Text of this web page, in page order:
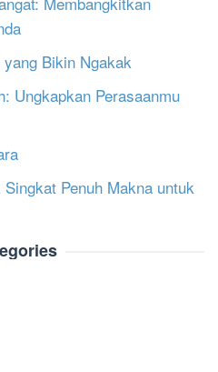
Bikin Ngakak
Ungkapkan Perasaanmu
Penuh Makna untuk